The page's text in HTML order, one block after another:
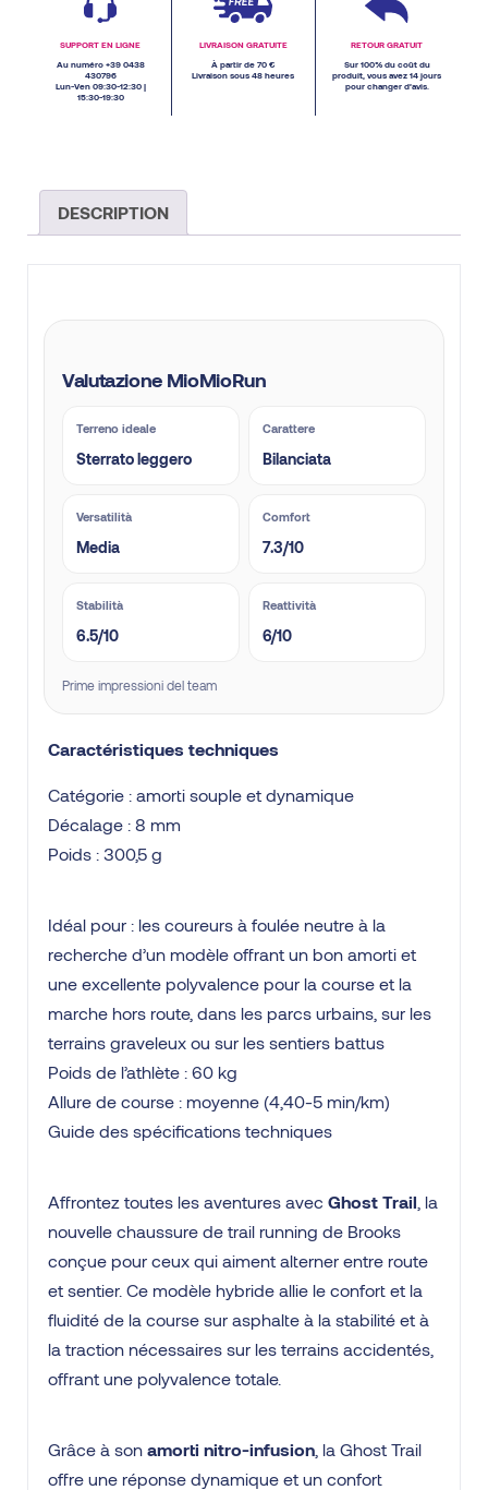
SUPPORT EN LIGNE
Au numéro +39 0438
430796
Lun-Ven 09:30-12:30 |
15:30-19:30
LIVRAISON GRATUITE
À partir de 70 €
Livraison sous 48 heures
RETOUR GRATUIT
Sur 100% du coût du
produit, vous avez 14 jours
pour changer d’avis.
DESCRIPTION
Valutazione MioMioRun
Terreno ideale
Sterrato leggero
Carattere
Bilanciata
Versatilità
Media
Comfort
7.3/10
Stabilità
6.5/10
Reattività
6/10
Prime impressioni del team
Caractéristiques techniques
Catégorie : amorti souple et dynamique
Décalage : 8 mm
Poids : 300,5 g
Idéal pour : les coureurs à foulée neutre à la
recherche d’un modèle offrant un bon amorti et
une excellente polyvalence pour la course et la
marche hors route, dans les parcs urbains, sur les
terrains graveleux ou sur les sentiers battus
Poids de l’athlète : 60 kg
Allure de course : moyenne (4,40-5 min/km)
Guide des spécifications techniques
Affrontez toutes les aventures avec Ghost Trail , la
nouvelle chaussure de trail running de Brooks
conçue pour ceux qui aiment alterner entre route
et sentier. Ce modèle hybride allie le confort et la
fluidité de la course sur asphalte à la stabilité et à
la traction nécessaires sur les terrains accidentés,
offrant une polyvalence totale.
Grâce à son amorti nitro-infusion , la Ghost Trail
offre une réponse dynamique et un confort